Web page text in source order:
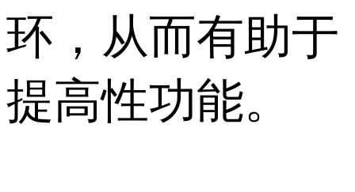
环，从而有助于
提高性功能。